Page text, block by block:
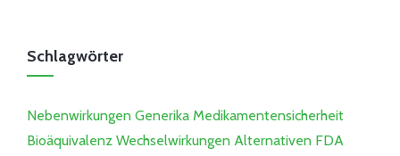
Schlagwörter
Nebenwirkungen Generika Medikamentensicherheit
Bioäquivalenz Wechselwirkungen Alternativen FDA